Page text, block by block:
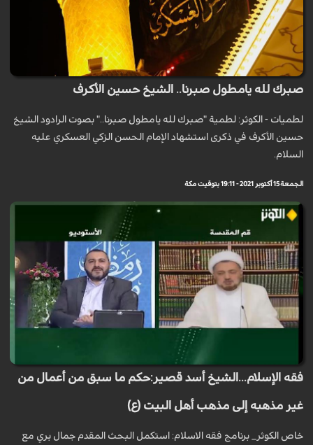
صبرك لله يامطول صبرنا.. الشيخ حسين الأكرف
لطميات - الكوثر: لطمية "صبرك لله يامطول صبرنا.." بصوت الرادود الشيخ
حسين الأكرف في ذكرى استشهاد الإمام الحسن الزكي العسكري عليه
السلام.
الجمعة 15 أكتوبر 2021 - 19:11 بتوقيت مكة
فقه الإسلام...الشيخ أسد قصير:حكم ما سبق من أعمال من
غير مذهبه إلى مذهب أهل البيت (ع)
خاص الكوثر_ برنامج فقه الاسلام: استكمل البحث المقدم جمال بري مع